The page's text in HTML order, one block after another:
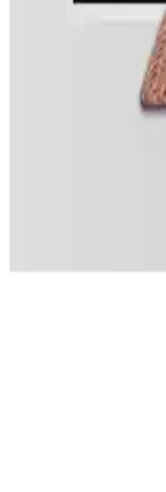
kompakt yapısı ve
makyajlarınızda
çantasıyla konforlu
Chavin Gri